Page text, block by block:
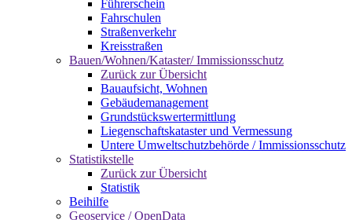
Führerschein
Fahrschulen
Straßenverkehr
Kreisstraßen
Bauen/Wohnen/Kataster/ Immissionsschutz
Zurück zur Übersicht
Bauaufsicht, Wohnen
Gebäudemanagement
Grundstückswertermittlung
Liegenschaftskataster und Vermessung
Untere Umweltschutzbehörde / Immissionsschutz
Statistikstelle
Zurück zur Übersicht
Statistik
Beihilfe
Geoservice / OpenData